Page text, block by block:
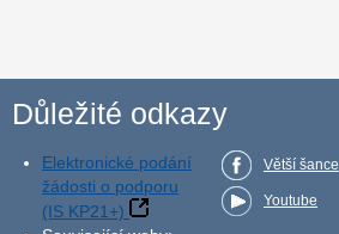
Důležité odkazy
Elektronické podání
žádosti o podporu
(IS KP21+)
Větší šance
Youtube